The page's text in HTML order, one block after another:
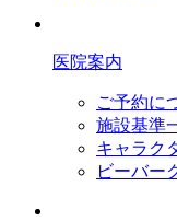
医院案内
ご予約に
施設基準
キャラク
ビーバー